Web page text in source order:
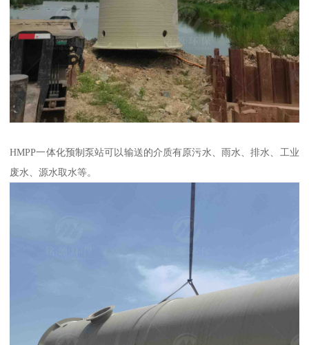
HMPP一体化预制泵站可以输送的介质有原污水、雨水、排水、工业
废水、源水取水等。